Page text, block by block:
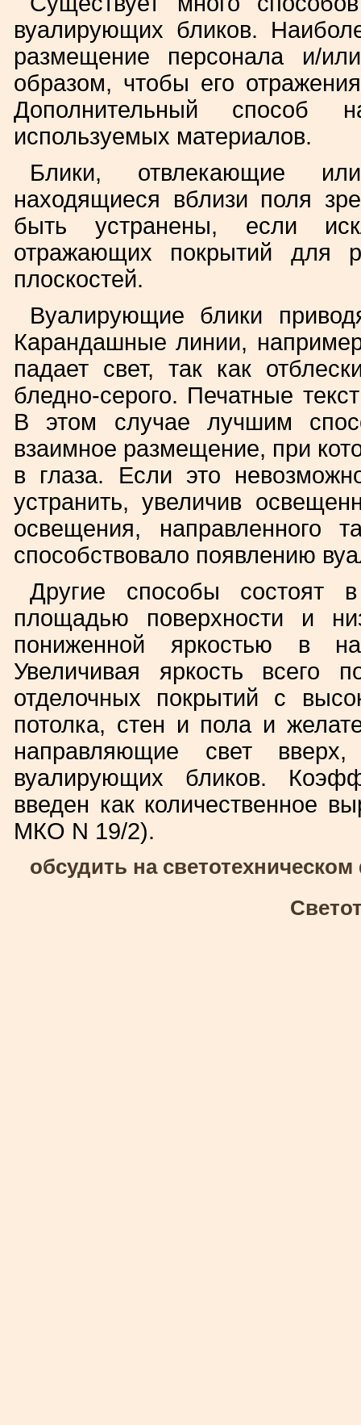
вуалирующих бликов.
размещение персонала и/
образом, чтобы его
Дополнительный способ
используемых материалов.
Блики, отвлекающие
находящиеся вблизи поля
быть устранены, если
отражающих покрытий для
плоскостей.
Вуалирующие блики
Карандашные линии,
падает свет, так как
бледно-серого. Печатные
В этом случае лучшим
взаимное размещение, при
в глаза. Если это
устранить, увеличив
освещения, направленного
способствовало появлению
Другие способы состоят
площадью поверхности и
пониженной яркостью в
Увеличивая яркость всего
отделочных покрытий с
потолка, стен и пола и
направляющие свет
вуалирующих бликов.
введен как количественное
МКО N 19/2).
обсудить на